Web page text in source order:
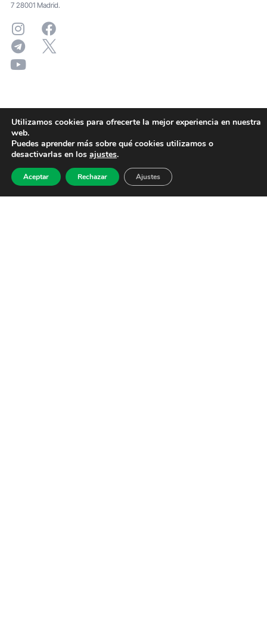
7 28001 Madrid.
Utilizamos cookies para ofrecerte la mejor experiencia en nuestra
web.
Puedes aprender más sobre qué cookies utilizamos o
desactivarlas en los ajustes.
Aceptar Rechazar Ajustes